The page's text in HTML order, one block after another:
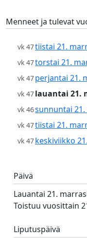
Menneet ja tulevat
vk 47tiistai 21.
vk 47torstai 21.
vk 47perjantai 21.
vk 47lauantai 21.
vk 46sunnuntai
vk 47tiistai 21.
vk 47keskiviikko
Päivä
Lauantai 21.
Toistuu vuosittain
Liputuspäivä